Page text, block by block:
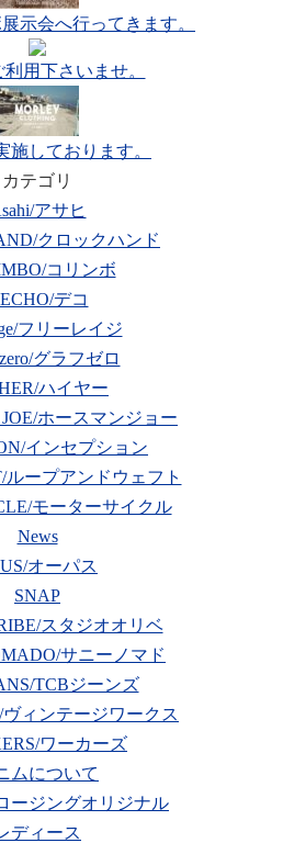
示会へ行ってきます。
用下さいませ。
施しております。
カテゴリ
アサヒ
クロックハンド
コリンボ
デコ
フリーレイジ
グラフゼロ
ハイヤー
ホースマンジョー
インセプション
ループアンドウェフト
モーターサイクル
News
オーパス
SNAP
スタジオオリベ
サニーノマド
TCBジーンズ
ヴィンテージワークス
ワーカーズ
ムについて
ージングオリジナル
ディース